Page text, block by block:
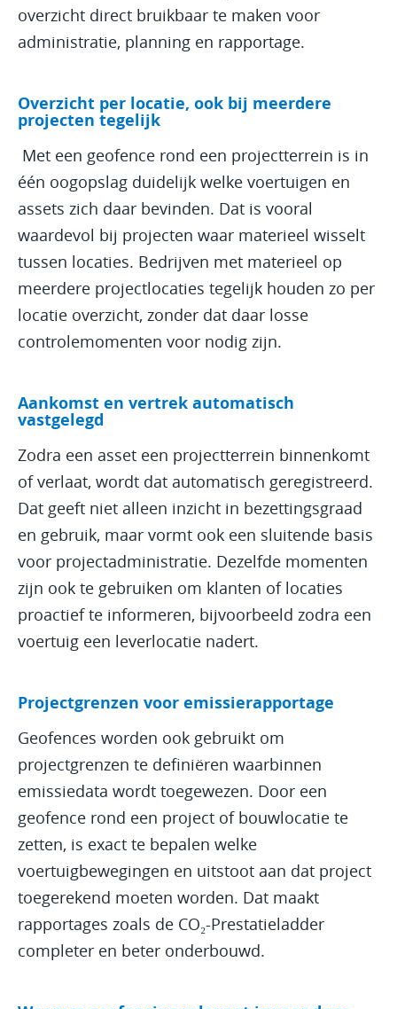
overzicht direct bruikbaar te maken voor
administratie, planning en rapportage.
Overzicht per locatie, ook bij meerdere
projecten tegelijk
Met een geofence rond een projectterrein is in
één oogopslag duidelijk welke voertuigen en
assets zich daar bevinden. Dat is vooral
waardevol bij projecten waar materieel wisselt
tussen locaties. Bedrijven met materieel op
meerdere projectlocaties tegelijk houden zo per
locatie overzicht, zonder dat daar losse
controlemomenten voor nodig zijn.
Aankomst en vertrek automatisch
vastgelegd
Zodra een asset een projectterrein binnenkomt
of verlaat, wordt dat automatisch geregistreerd.
Dat geeft niet alleen inzicht in bezettingsgraad
en gebruik, maar vormt ook een sluitende basis
voor projectadministratie. Dezelfde momenten
zijn ook te gebruiken om klanten of locaties
proactief te informeren, bijvoorbeeld zodra een
voertuig een leverlocatie nadert.
Projectgrenzen voor emissierapportage
Geofences worden ook gebruikt om
projectgrenzen te definiëren waarbinnen
emissiedata wordt toegewezen. Door een
geofence rond een project of bouwlocatie te
zetten, is exact te bepalen welke
voertuigbewegingen en uitstoot aan dat project
toegerekend moeten worden. Dat maakt
rapportages zoals de CO₂-Prestatieladder
completer en beter onderbouwd.